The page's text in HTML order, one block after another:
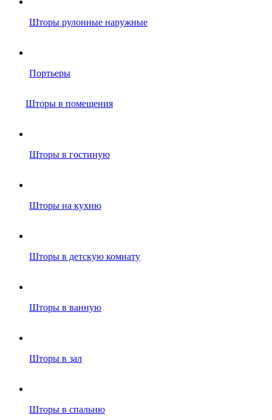
Шторы рулонные наружные
Портьеры
Шторы в помещения
Шторы в гостиную
Шторы на кухню
Шторы в детскую комнату
Шторы в ванную
Шторы в зал
Шторы в спальню